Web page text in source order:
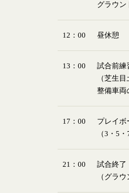
グラウン
12：00 昼休憩
13：00
試合前練
（芝生
整備車両
17：00
プレイボ
（3・5
21：00
試合終了
（グラ